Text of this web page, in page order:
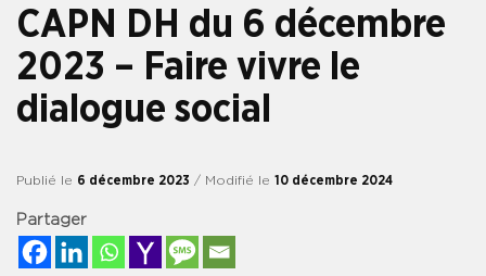
CAPN DH du 6 décembre
2023 – Faire vivre le
dialogue social
Publié le 6 décembre 2023 / Modifié le 10 décembre 2024
Partager